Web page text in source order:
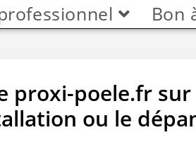
Bon
proxi-poele.fr sur
ou le